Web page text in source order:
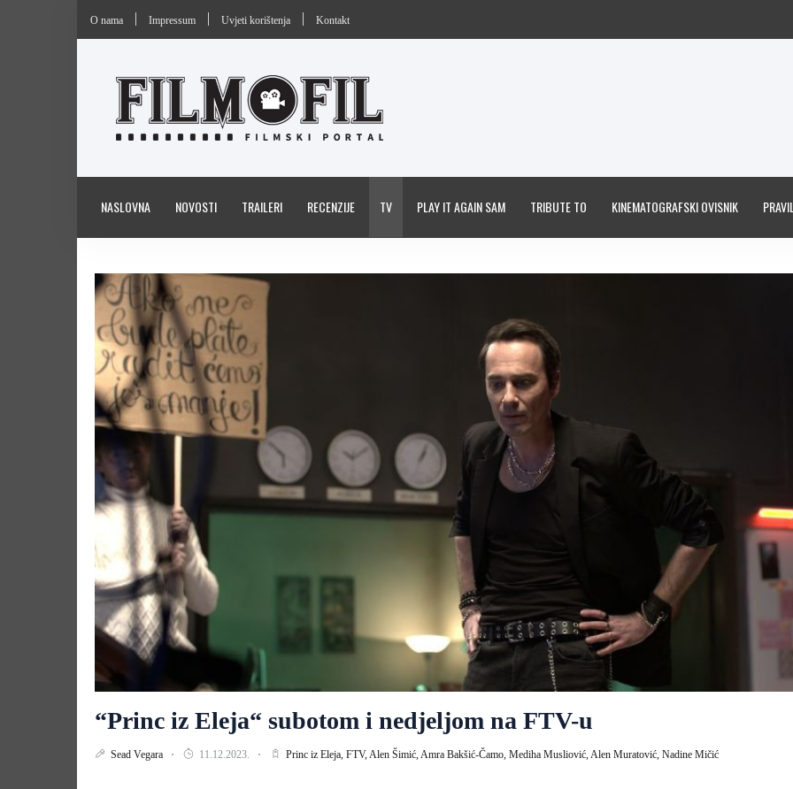
O nama Impressum Uvjeti korištenja Kontakt
NASLOVNA NOVOSTI TRAILERI RECENZIJE TV PLAY IT AGAIN SAM TRIBUTE TO KINEMATOGRAFSKI OVISNIK
“Princ iz Eleja“ subotom i nedjeljom na FTV-u
Sead Vegara 11.12.2023. Princ iz Eleja, FTV, Alen Šimić, Amra Bakšić-Čamo, Mediha Musliović, Alen Muratović, Nadine Mičić